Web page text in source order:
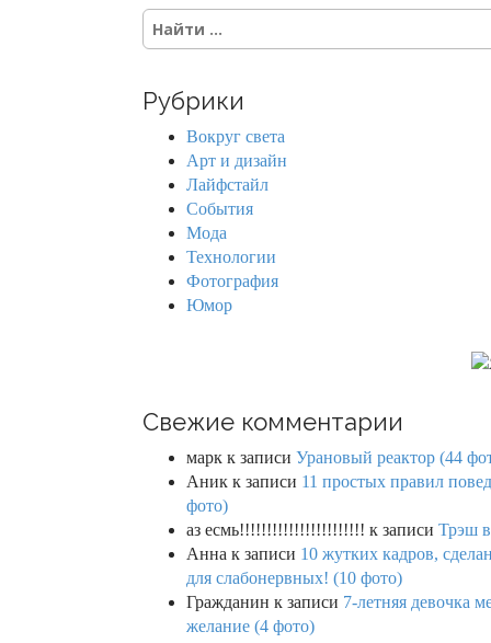
S
e
c
Рубрики
Вокруг света
Арт и дизайн
Лайфстайл
События
Мода
Технологии
Фотография
Юмор
Свежие комментарии
марк к записи Урановый реактор (44
Аник к записи 11 простых правил
фото)
аз есмь!!!!!!!!!!!!!!!!!!!!!!! к записи Трэш в
Анна к записи 10 жутких кадров,
для слабонервных! (10 фото)
Гражданин к записи 7-летняя девочка
желание (4 фото)